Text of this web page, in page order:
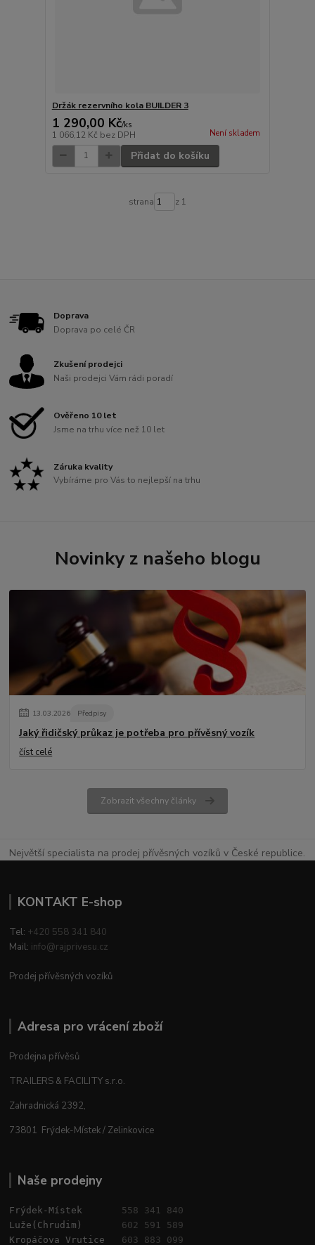
Držák rezervního kola BUILDER 3
1 290,00 Kč/ks
1 066,12 Kč bez DPH Není skladem
Přidat do košíku
strana z 1
Doprava
Doprava po celé ČR
Zkušení prodejci
Naši prodejci Vám rádi poradí
Ověřeno 10 let
Jsme na trhu více než 10 let
Záruka kvality
Vybíráme pro Vás to nejlepší na trhu
Novinky z našeho blogu
13.03.2026 Předpisy
Jaký řidičský průkaz je potřeba pro přívěsný vozík
číst celé
Zobrazit všechny články
Největší specialista na prodej přívěsných vozíků v České republice.
KONTAKT E-shop
Tel: +420 558 341 840
Mail: info@rajprivesu.cz
Prodej přívěsných vozíků
Adresa pro vrácení zboží
Prodejna přívěsů
TRAILERS & FACILITY s.r.o.
Zahradnická 2392,
73801 Frýdek-Místek / Zelinkovice
Naše prodejny
Frýdek-Místek 558 341 840
Luže(Chrudim) 602 591 589
Kropáčova Vrutice 603 883 099